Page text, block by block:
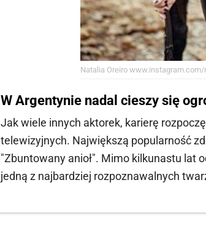
Natalia Oreiro www.instagram.com/
W Argentynie nadal cieszy się
Jak wiele innych aktorek, karierę
telewizyjnych. Największą popularność
"Zbuntowany anioł". Mimo kilkunastu lat
jedną z najbardziej rozpoznawalnych